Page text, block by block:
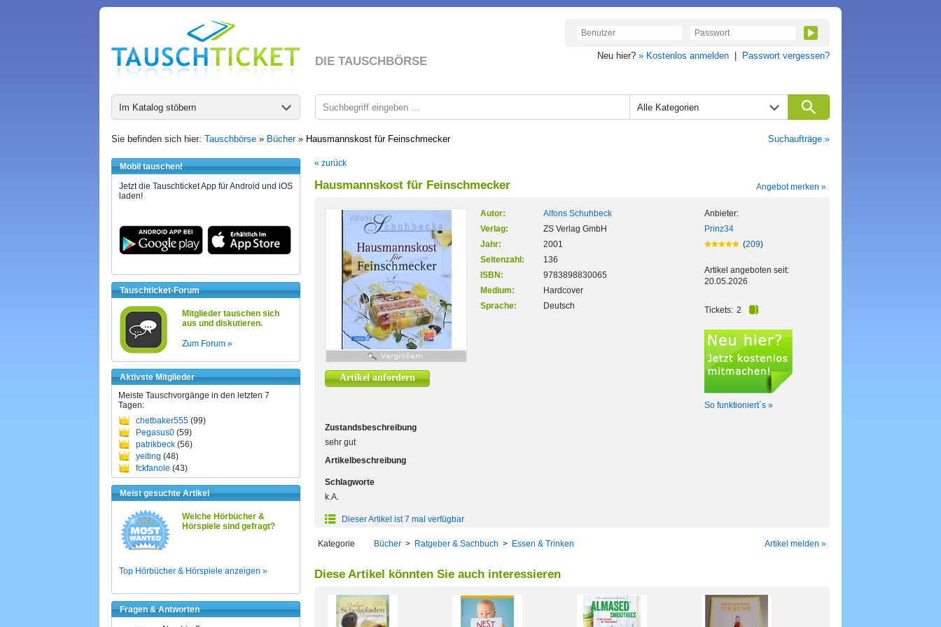
DIE TAUSCHBÖRSE Neu hier? » Kostenlos anmelden Passwort vergessen?
Im Katalog stöbern Alle Kategorien
Sie befinden sich hier: Tauschbörse » Bücher» Hausmannskost für Feinschmecker Suchaufträge »
Mobil tauschen!
Jetzt die Tauschticket App für Android und iOS
laden!
Tauschticket-Forum
Mitglieder tauschen sich
aus und diskutieren.
Zum Forum »
Aktivste Mitglieder
Meiste Tauschvorgänge in den letzten 7
Tagen:
chetbaker555 (99)
Pegasus0 (59)
patrikbeck (56)
yeiting (48)
fckfanole (43)
Meist gesuchte Artikel
Welche Hörbücher &
Hörspiele sind gefragt?
Top Hörbücher & Hörspiele anzeigen »
Fragen & Antworten
« zurück
Hausmannskost für Feinschmecker Angebot merken »
Artikel anfordern
Autor:
Alfons Schuhbeck
Verlag:
ZS Verlag GmbH
Jahr:
2001
Seitenzahl:
136
ISBN:
9783898830065
Medium:
Hardcover
Sprache:
Deutsch
Anbieter:
Prinz34
(209)
Artikel angeboten seit:
20.05.2026
Tickets: 2
So funktioniert´s »
Zustandsbeschreibung
sehr gut
Artikelbeschreibung
Schlagworte
k.A.
Dieser Artikel ist 7 mal verfügbar
Kategorie Bücher > Ratgeber & Sachbuch > Essen & Trinken Artikel melden »
Diese Artikel könnten Sie auch interessieren